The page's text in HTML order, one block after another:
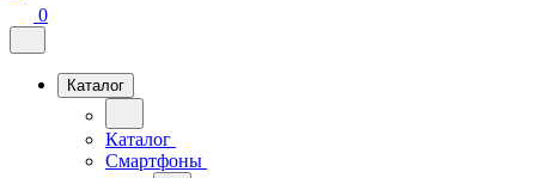
0
Каталог
Каталог
Смартфоны